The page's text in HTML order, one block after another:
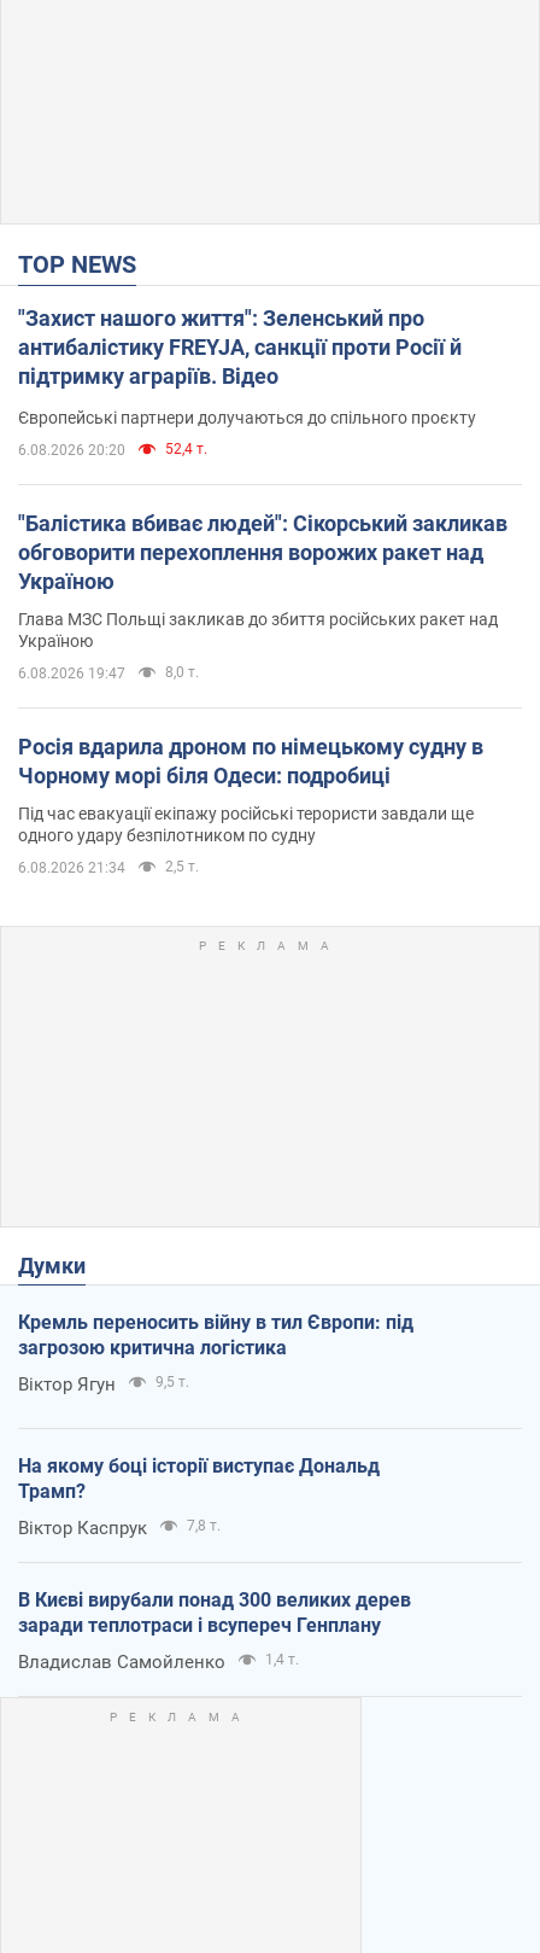
TOP NEWS
"Захист нашого життя": Зеленський про
антибалістику FREYJA, санкції проти Росії й
підтримку аграріїв. Відео
Європейські партнери долучаються до спільного проєкту
6.08.2026 20:20 52,4 т.
"Балістика вбиває людей": Сікорський закликав
обговорити перехоплення ворожих ракет над
Україною
Глава МЗС Польщі закликав до збиття російських ракет над
Україною
6.08.2026 19:47 8,0 т.
Росія вдарила дроном по німецькому судну в
Чорному морі біля Одеси: подробиці
Під час евакуації екіпажу російські терористи завдали ще
одного удару безпілотником по судну
6.08.2026 21:34 2,5 т.
Думки
Кремль переносить війну в тил Європи: під
загрозою критична логістика
Віктор Ягун 9,5 т.
На якому боці історії виступає Дональд
Трамп?
Віктор Каспрук 7,8 т.
В Києві вирубали понад 300 великих дерев
заради теплотраси і всупереч Генплану
Владислав Самойленко 1,4 т.